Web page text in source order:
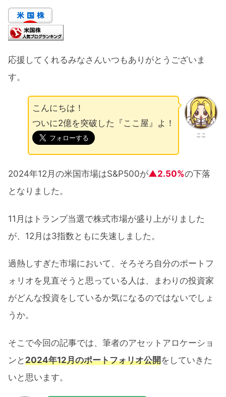
応援してくれるみなさんいつもありがとうございま
す。
ここ
こんにちは！
ついに2億を突破した『ここ屋』よ！
2024年12月の米国市場はS&P500が▲2.50%の下落
となりました。
11月はトランプ当選で株式市場が盛り上がりました
が、12月は3指数ともに失速しました。
過熱しすぎた市場において、そろそろ自分のポートフ
ォリオを見直そうと思っている人は、まわりの投資家
がどんな投資をしているか気になるのではないでしょ
うか。
そこで今回の記事では、筆者のアセットアロケーショ
ンと2024年12月のポートフォリオ公開をしていきた
いと思います。